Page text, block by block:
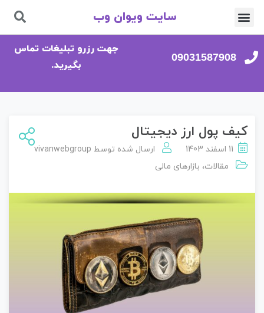
سایت ویوان وب
09031587908
جهت رزرو تبلیغات تماس
بگیرید.
کیف پول ارز دیجیتال
11 اسفند 1403 ارسال شده توسط vivanwebgroup
مقالات، بازارهای مالی